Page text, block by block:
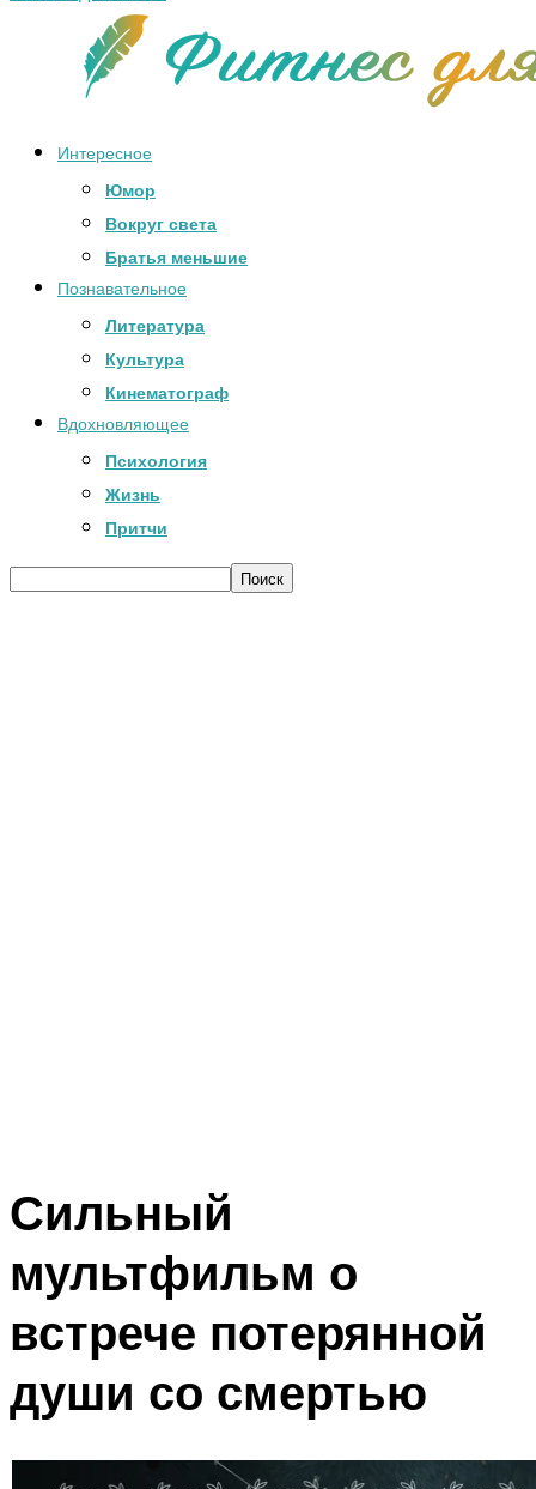
Интересное
Юмор
Вокруг света
Братья меньшие
Познавательное
Литература
Культура
Кинематограф
Вдохновляющее
Психология
Жизнь
Притчи
Сильный
мультфильм о
встрече потерянной
души со смертью